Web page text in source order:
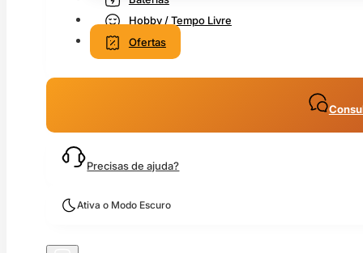
Hobby / Tempo Livre
Ofertas
Precisas de ajuda?
Ativa o Modo Escuro